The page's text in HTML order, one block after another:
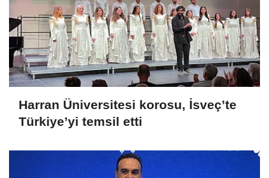
Harran Üniversitesi korosu, İsveç’te
Türkiye’yi temsil etti